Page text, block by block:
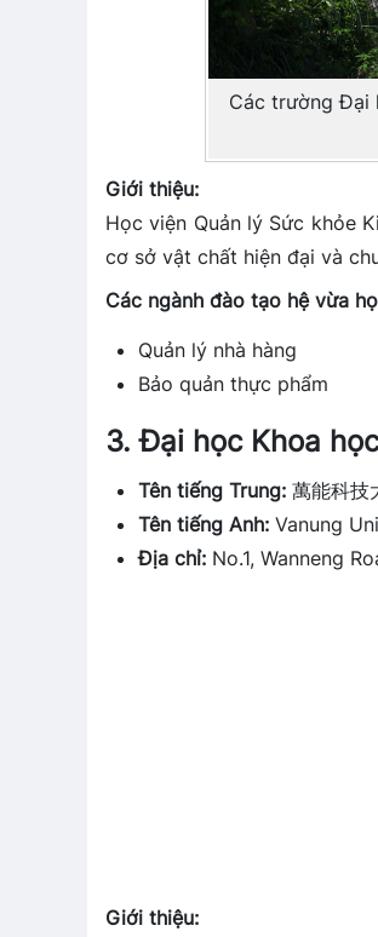
Các trường Đại
Giới thiệu:
Học viện Quản lý Sức khỏe
cơ sở vật chất hiện đại và
Các ngành đào tạo hệ vừa
Quản lý nhà hàng
Bảo quản thực phẩm
3. Đại học Khoa
Tên tiếng Trung: 萬能科技
Tên tiếng Anh: Vanung
Địa chỉ: No.1, Wanneng
Giới thiệu: